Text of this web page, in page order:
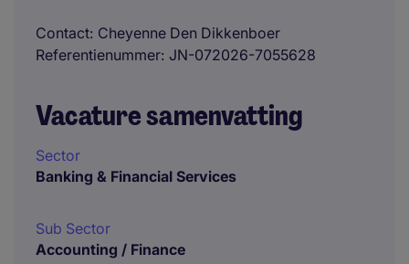
Contact Cheyenne Den Dikkenboer
Referentienummer JN-072026-7055628
Vacature samenvatting
Sector
Banking & Financial Services
Sub Sector
Accounting / Finance